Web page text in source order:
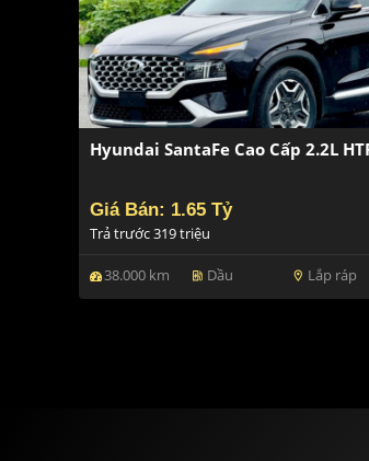
Hyundai SantaFe Cao Cấp 2.2L
Giá Bán: 1.65 Tỷ
Trả trước 319 triệu
38.000 km ev_station Dầu location_on Lắp ráp